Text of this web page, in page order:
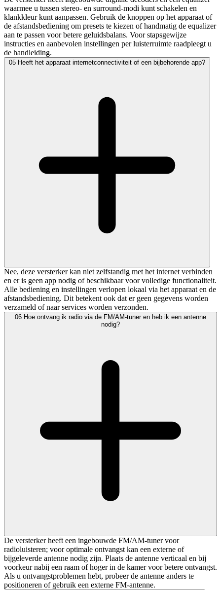
waarmee u tussen stereo- en surround-modi kunt schakelen en
klankkleur kunt aanpassen. Gebruik de knoppen op het apparaat of
de afstandsbediening om presets te kiezen of handmatig de equalizer
aan te passen voor betere geluidsbalans. Voor stapsgewijze
instructies en aanbevolen instellingen per luisterruimte raadpleegt u
de handleiding.
05 Heeft het apparaat internetconnectiviteit of een bijbehorende app?
Nee, deze versterker kan niet zelfstandig met het internet verbinden
en er is geen app nodig of beschikbaar voor volledige functionaliteit.
Alle bediening en instellingen verlopen lokaal via het apparaat en de
afstandsbediening. Dit betekent ook dat er geen gegevens worden
verzameld of naar services worden verzonden.
06 Hoe ontvang ik radio via de FM/AM-tuner en heb ik een antenne
nodig?
De versterker heeft een ingebouwde FM/AM-tuner voor
radioluisteren; voor optimale ontvangst kan een externe of
bijgeleverde antenne nodig zijn. Plaats de antenne verticaal en bij
voorkeur nabij een raam of hoger in de kamer voor betere ontvangst.
Als u ontvangstproblemen hebt, probeer de antenne anders te
positioneren of gebruik een externe FM-antenne.